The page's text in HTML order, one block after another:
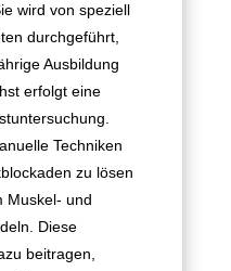
wird von speziell
durchgeführt,
Ausbildung
erfolgt eine
Techniken
zu lösen
Muskel- und
Diese
beitragen,